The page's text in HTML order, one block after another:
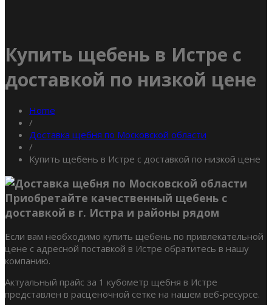
Купить щебень в Истре с
доставкой по низкой цене
Home
/
Доставка щебня по Московской области
/
Купить щебень в Истре с доставкой по низкой цене
Приобретайте качественный щебень с
доставкой в г. Истра и районы рядом
Если вам необходимо купить щебень по привлекательной
цене с адресной поставкой в Истре обратитесь в нашу
компанию.
Актуальный прайс за 1 кубометр щебня в Истре
представлен в расценочной сетке на нашем веб-ресурсе.